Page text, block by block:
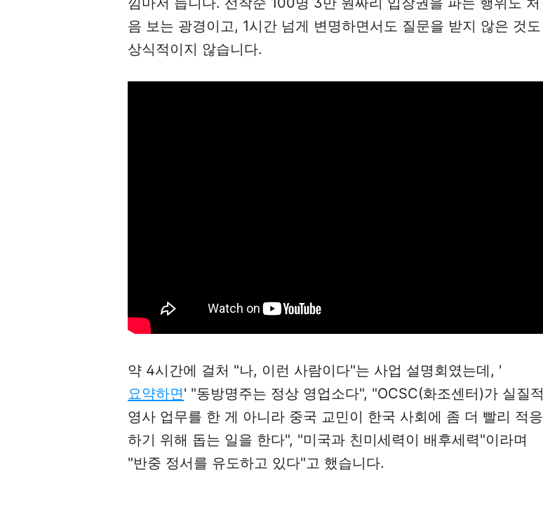
음 보는 광경이고, 1시간 넘게 변명하면서도 질문을 받지 않은 것도
상식적이지 않습니다.
약 4시간에 걸처 "나, 이런 사람이다"는 사업 설명회였는데, '
요약하면' "동방명주는 정상 영업소다", "OCSC(화조센터)가 실질적
영사 업무를 한 게 아니라 중국 교민이 한국 사회에 좀 더 빨리 적응
하기 위해 돕는 일을 한다", "미국과 친미세력이 배후세력"이라며
"반중 정서를 유도하고 있다"고 했습니다.